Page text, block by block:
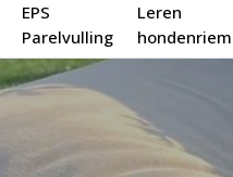
EPS
Parelvulling
Leren